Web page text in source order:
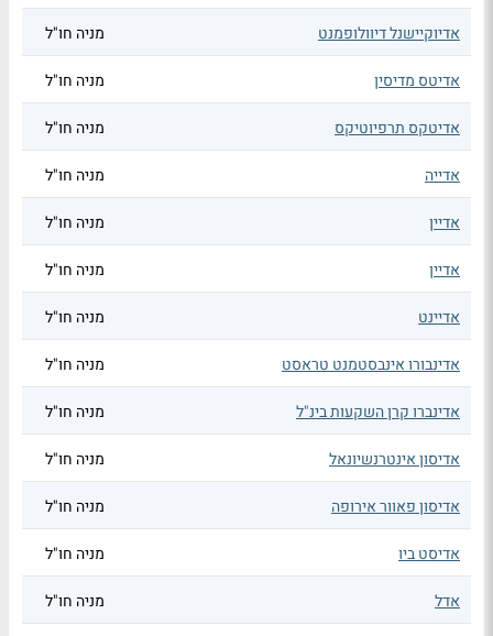
אדיוקיישנל דיוולופמנט מניה חו"ל
אדיטס מדיסין מניה חו"ל
אדיטקס תרפיוטיקס מניה חו"ל
אדייה מניה חו"ל
אדיין מניה חו"ל
אדיין מניה חו"ל
אדיינט מניה חו"ל
אדינבורו אינבסטמנט טראסט מניה חו"ל
אדינברו קרן השקעות בינ"ל מניה חו"ל
אדיסון אינטרנשיונאל מניה חו"ל
אדיסון פאוור אירופה מניה חו"ל
אדיסט ביו מניה חו"ל
אדל מניה חו"ל